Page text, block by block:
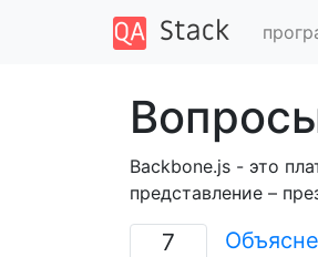
Backbone.js - это
представление –
7